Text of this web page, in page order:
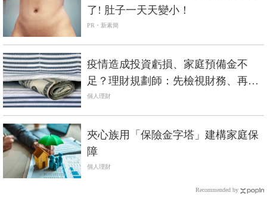
了! 肚子一天天變小！
PR・新素簡
疫情造成投資虧損、家庭預備金不
足？理財規劃師：先檢視財務、再談
投資
個人理財
夾心族用「保險金字塔」建構家庭保
障
個人理財
Recommended by